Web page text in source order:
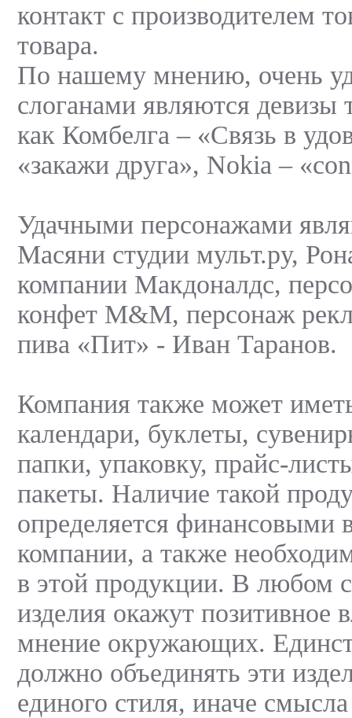
контакт с производителем
товара.
По нашему мнению, очень
слоганами являются девизы
как Комбелга – «Связь в
«закажи друга», Nokia –
Удачными персонажами
Масяни студии мульт.ру,
компании Макдоналдс,
конфет M&M, персонаж
пива «Пит» - Иван Таранов.
Компания также может
календари, буклеты,
папки, упаковку, прайс-
пакеты. Наличие такой
определяется финансовыми
компании, а также
в этой продукции. В любом
изделия окажут позитивное
мнение окружающих.
должно объединять эти
единого стиля, иначе